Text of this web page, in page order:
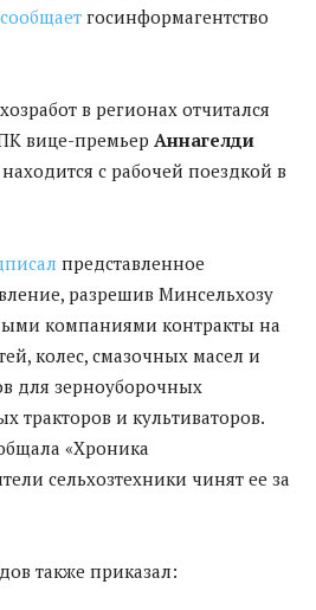
сообщает госинформагентство
в регионах отчитался
вице-премьер Аннагелди
с рабочей поездкой в
представленное
разрешив Минсельхозу
компаниями контракты на
колес, смазочных масел и
для зерноуборочных
тракторов и культиваторов.
«Хроника
сельхозтехники чинят ее за
также приказал: